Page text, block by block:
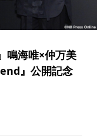
鳴海唯×仲万美
』公開記念